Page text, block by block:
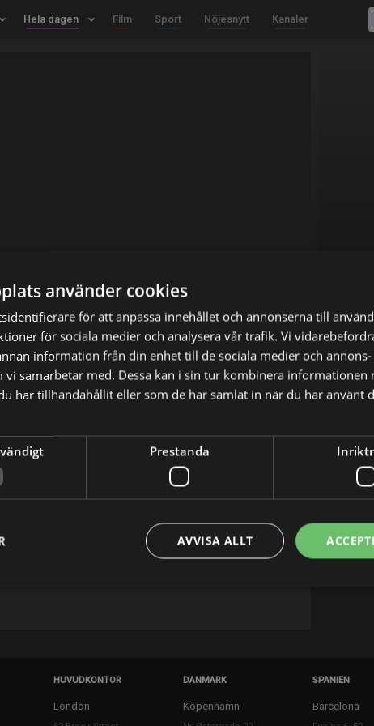
keyboard_arrow_down Hela dagen keyboard_arrow_down Film Sport Nöjesnytt Kanaler
X E-postadress
and television actress.
HUVUDKONTOR
London
DANMARK
Köpenhamn
SPANIEN
Barcelona
använder cookies
för att anpassa innehållet och annonserna till
för sociala medier och analysera vår trafik. Vi
information från din enhet till de sociala medier och annons-
vi samarbetar med. Dessa kan i sin tur kombinera informationen
har tillhandahållit eller som de har samlat in när du har använt
Prestanda
AVVISA ALLT